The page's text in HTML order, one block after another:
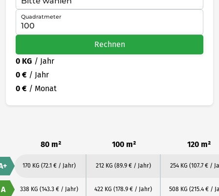
Quadratmeter
Rechnen
0 KG / Jahr
0 € / Jahr
0 € / Monat
80 m² 100 m² 120 m²
170 KG (72.1 € / Jahr) 212 KG (89.9 € / Jahr) 254 KG (107.7 € /
A 338 KG (143.3 € / Jahr) 422 KG (178.9 € / Jahr) 508 KG (215.4 € /